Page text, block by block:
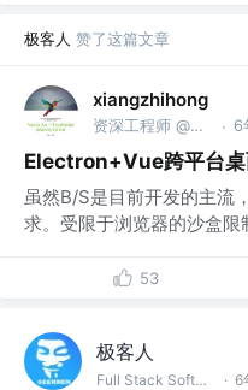
极客人 赞了这篇文章
xiangzhihong
资深工程师 @小米 · 6
Electron+Vue跨平台桌
虽然B/S是目前开发的主流
求。受限于浏览器的沙盒限
53
极客人
Full Stack Software Engineer & DevOps @字节跳动 · 6